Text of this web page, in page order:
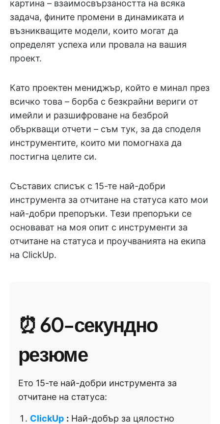
картина – взаимосвързаността на всяка
задача, фините промени в динамиката и
възникващите модели, които могат да
определят успеха или провала на вашия
проект.
Като проектен мениджър, който е минал през
всичко това – борба с безкрайни вериги от
имейли и разшифроване на безброй
объркващи отчети – съм тук, за да споделя
инструментите, които ми помогнаха да
постигна целите си.
Съставих списък с 15-те най-добри
инструмента за отчитане на статуса като мои
най-добри препоръки. Тези препоръки се
основават на моя опит с инструменти за
отчитане на статуса и проучванията на екипа
на ClickUp.
⏰ 60-секундно
резюме
Ето 15-те най-добри инструмента за
отчитане на статуса:
ClickUp : Най-добър за цялостно